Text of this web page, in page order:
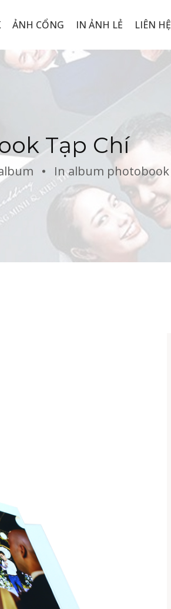
ẢNH CỔNG IN ẢNH LẺ LIÊN HỆ
Tạp Chí
In album photobook